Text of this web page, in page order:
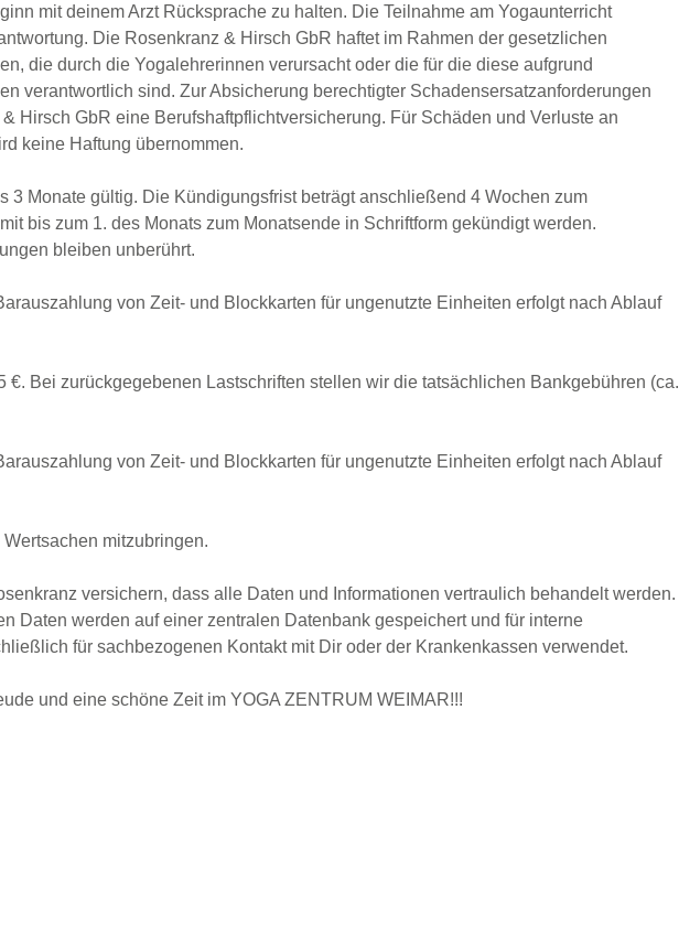
mit deinem Arzt Rücksprache zu halten. Die Teilnahme am Yogaunterricht
Die Rosenkranz & Hirsch GbR haftet im Rahmen der gesetzlichen
die durch die Yogalehrerinnen verursacht oder die für die diese aufgrund
verantwortlich sind. Zur Absicherung berechtigter Schadensersatzanforderungen
Hirsch GbR eine Berufshaftpflichtversicherung. Für Schäden und Verluste an
keine Haftung übernommen.
3 Monate gültig. Die Kündigungsfrist beträgt anschließend 4 Wochen zum
bis zum 1. des Monats zum Monatsende in Schriftform gekündigt werden.
bleiben unberührt.
von Zeit- und Blockkarten für ungenutzte Einheiten erfolgt nach Ablauf
€. Bei zurückgegebenen Lastschriften stellen wir die tatsächlichen Bankgebühren (ca.
von Zeit- und Blockkarten für ungenutzte Einheiten erfolgt nach Ablauf
mitzubringen.
versichern, dass alle Daten und Informationen vertraulich behandelt werden.
Daten werden auf einer zentralen Datenbank gespeichert und für interne
für sachbezogenen Kontakt mit Dir oder der Krankenkassen verwendet.
und eine schöne Zeit im YOGA ZENTRUM WEIMAR!!!